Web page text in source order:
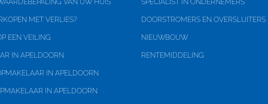
VAN UW HUIS
MET VERLIES?
EEN VEILING
IN APELDOORN
IN APELDOORN
IN APELDOORN
SPECIALIST IN ONDERNEMERS
DOORSTROMERS EN OVERSLUITERS
NIEUWBOUW
RENTEMIDDELING